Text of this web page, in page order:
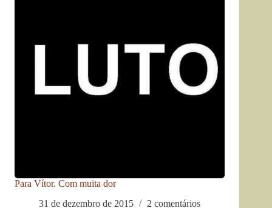
Para Vítor. Com muita dor
31 de dezembro de 2015
2 comentários